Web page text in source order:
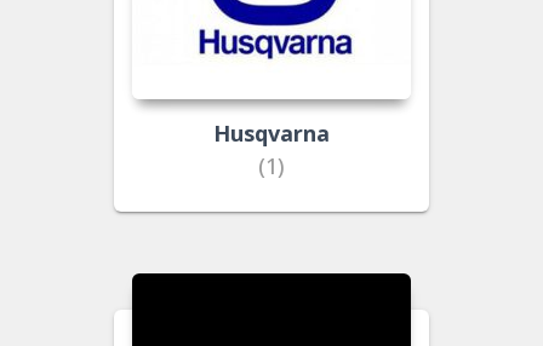
Husqvarna
(1)